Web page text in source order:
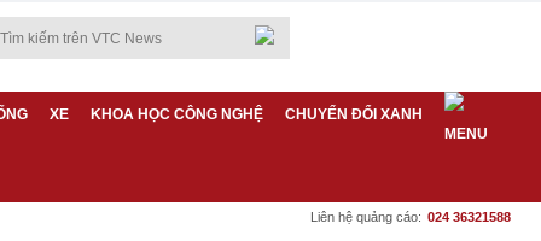
XE KHOA HỌC CÔNG NGHỆ CHUYỂN ĐỔI XANH
Liên hệ quảng cáo: 024 36321588